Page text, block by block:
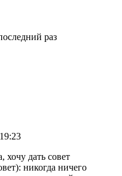
раз
19:23
хочу дать совет
никогда ничего